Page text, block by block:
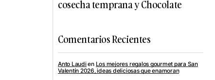
cosecha temprana y Chocolate
Comentarios Recientes
Anto Laudien Los mejores regalos gourmet para San
Valentín 2026, ideas deliciosas que enamoran